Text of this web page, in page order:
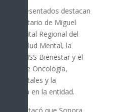
presentados destacan
Comunitario de Miguel
Hospital Regional del
de Salud Mental, la
IMSS Bienestar y el
de Oncología,
hospitales y la
en la entidad.